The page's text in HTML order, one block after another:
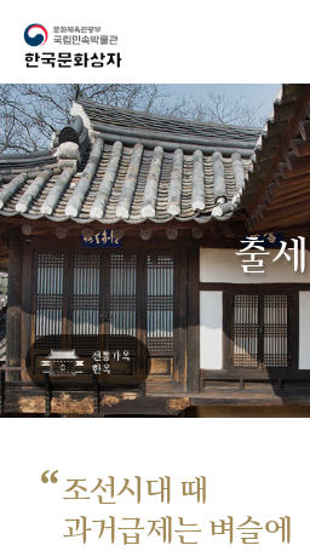
출세
“조선시대 때
과거급제는 벼슬에